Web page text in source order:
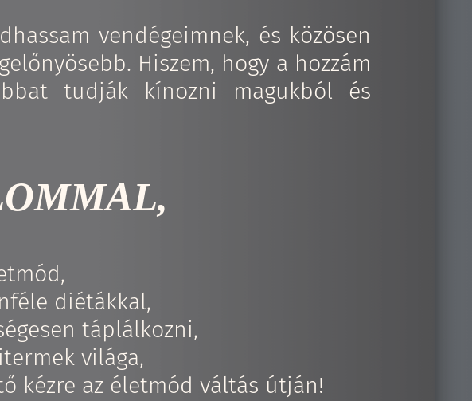
vendégeimnek, és közösen
Hiszem, hogy a hozzám
tudják kínozni magukból és
diétákkal,
táplálkozni,
világa,
kézre az életmód váltás útján!